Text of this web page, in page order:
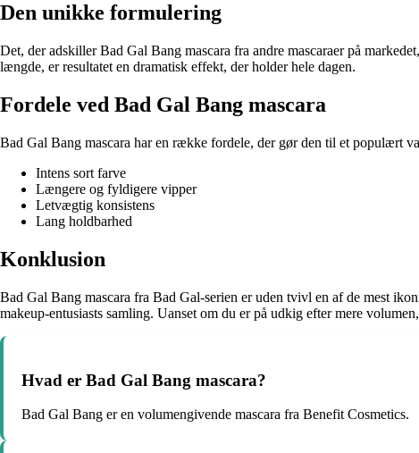
Den unikke formulering
Det, der adskiller Bad Gal Bang mascara fra andre mascaraer på
længde, er resultatet en dramatisk effekt, der holder hele dagen.
Fordele ved Bad Gal Bang mascara
Bad Gal Bang mascara har en række fordele, der gør den til et populært
Intens sort farve
Længere og fyldigere vipper
Letvægtig konsistens
Lang holdbarhed
Konklusion
Bad Gal Bang mascara fra Bad Gal-serien er uden tvivl en af de mest
makeup-entusiasts samling. Uanset om du er på udkig efter mere
Hvad er Bad Gal Bang mascara?
Bad Gal Bang er en volumengivende mascara fra Benefit Cosmetics.